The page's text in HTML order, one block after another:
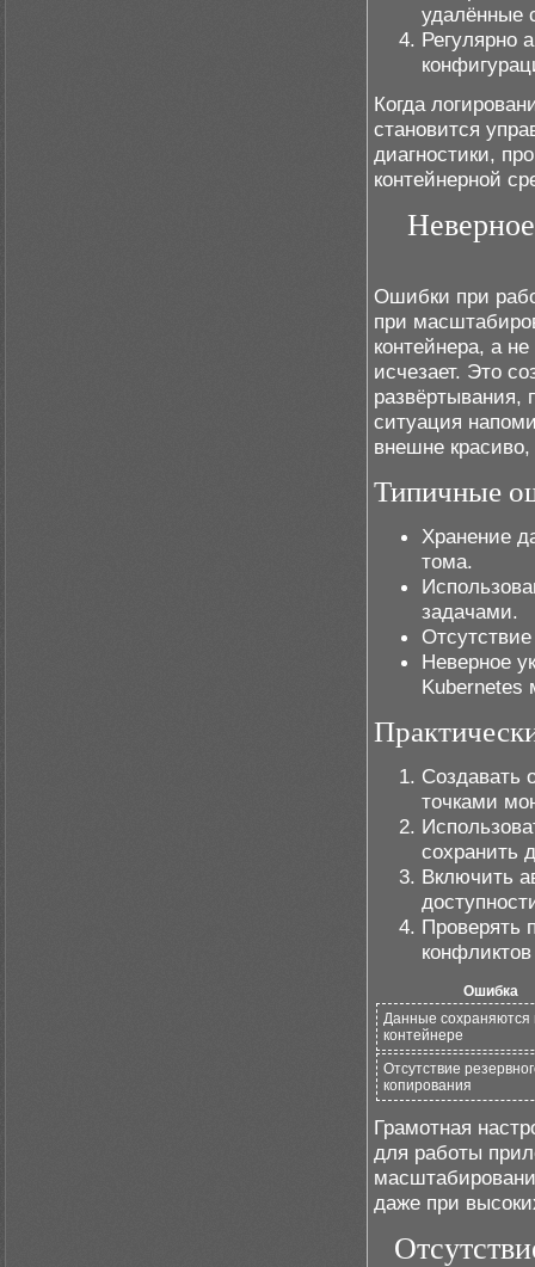
удалённые
Регулярно
Когда
становится
диагностики,
контейнерной
Ошибки при
при
контейнера, а
исчезает. Это
развёртывания,
ситуация
внешне
Типичные
Хранение
тома.
задачами.
Неверное
Kubernetes
Создавать
точками
сохранить
Включить
Проверять
Ошибка
Данные сохраняются
контейнере
Отсутствие
копирования
Грамотная
для работы
даже при